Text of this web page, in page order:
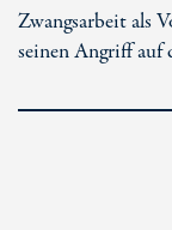
Zwangsarbeit als
seinen Angriff